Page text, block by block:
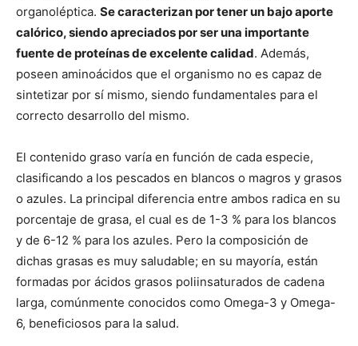
organoléptica. Se caracterizan por tener un bajo aporte
calórico, siendo apreciados por ser una importante
fuente de proteínas de excelente calidad. Además,
poseen aminoácidos que el organismo no es capaz de
sintetizar por sí mismo, siendo fundamentales para el
correcto desarrollo del mismo.
El contenido graso varía en función de cada especie,
clasificando a los pescados en blancos o magros y grasos
o azules. La principal diferencia entre ambos radica en su
porcentaje de grasa, el cual es de 1-3 % para los blancos
y de 6-12 % para los azules. Pero la composición de
dichas grasas es muy saludable; en su mayoría, están
formadas por ácidos grasos poliinsaturados de cadena
larga, comúnmente conocidos como Omega-3 y Omega-
6, beneficiosos para la salud.